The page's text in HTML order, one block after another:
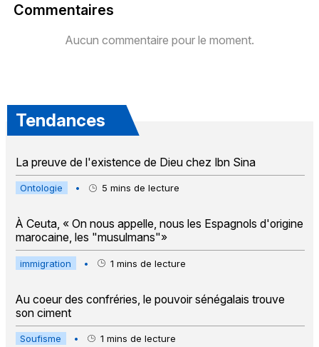
Commentaires
Aucun commentaire pour le moment.
Tendances
La preuve de l'existence de Dieu chez Ibn Sina
Ontologie • 5 mins de lecture
À Ceuta, « On nous appelle, nous les Espagnols d'origine
marocaine, les "musulmans"»
immigration • 1 mins de lecture
Au coeur des confréries, le pouvoir sénégalais trouve
son ciment
Soufisme • 1 mins de lecture